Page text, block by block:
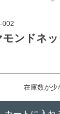
002
ンドネ
在庫数が少